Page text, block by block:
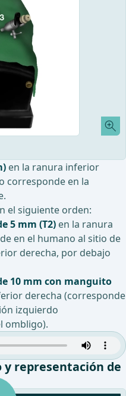
en la ranura inferior
corresponde en la
el siguiente orden:
5 mm (T2) en la ranura
en el humano al sitio de
derecha, por debajo
10 mm con manguito
derecha (corresponde
izquierdo
ombligo).
y representación de